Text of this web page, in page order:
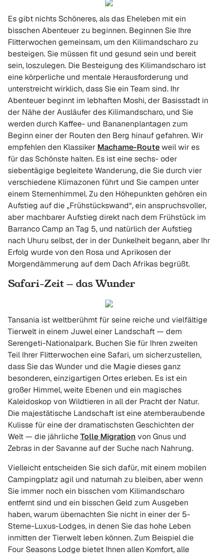
Es gibt nichts Schöneres, als das Eheleben mit ein
bisschen Abenteuer zu beginnen. Beginnen Sie Ihre
Flitterwochen gemeinsam, um den Kilimandscharo zu
besteigen. Sie müssen fit und gesund sein und bereit
sein, loszulegen. Die Besteigung des Kilimandscharo ist
eine körperliche und mentale Herausforderung und
unterstreicht wirklich, dass Sie ein Team sind. Ihr
Abenteuer beginnt im lebhaften Moshi, der Basisstadt in
der Nähe der Ausläufer des Kilimandscharo, und Sie
werden durch Kaffee- und Bananenplantagen zum
Beginn einer der Routen den Berg hinauf gefahren. Wir
empfehlen den Klassiker Machame-Routeweil wir es
für das Schönste halten. Es ist eine sechs- oder
siebentägige begleitete Wanderung, die Sie durch vier
verschiedene Klimazonen führt und Sie campen unter
einem Sternenhimmel. Zu den Höhepunkten gehören ein
Aufstieg auf die „Frühstückswand“, ein anspruchsvoller,
aber machbarer Aufstieg direkt nach dem Frühstück im
Barranco Camp an Tag 5, und natürlich der Aufstieg
nach Uhuru selbst, der in der Dunkelheit begann, aber Ihr
Erfolg wurde von den Rosa und Aprikosen der
Morgendämmerung auf dem Dach Afrikas begrüßt.
Safari-Zeit — das Wunder
Tansania ist weltberühmt für seine reiche und vielfältige
Tierwelt in einem Juwel einer Landschaft — dem
Serengeti-Nationalpark. Buchen Sie für Ihren zweiten
Teil Ihrer Flitterwochen eine Safari, um sicherzustellen,
dass Sie das Wunder und die Magie dieses ganz
besonderen, einzigartigen Ortes erleben. Es ist ein
großer Himmel, weite Ebenen und ein magisches
Kaleidoskop von Wildtieren in all der Pracht der Natur.
Die majestätische Landschaft ist eine atemberaubende
Kulisse für eine der dramatischsten Geschichten der
Welt — die jährlicheTolle Migration von Gnus und
Zebras in der Savanne auf der Suche nach Nahrung.
Vielleicht entscheiden Sie sich dafür, mit einem mobilen
Campingplatz agil und naturnah zu bleiben, aber wenn
Sie immer noch ein bisschen vom Kilimandscharo
entfernt sind und ein bisschen Geld zum Ausgeben
haben, warum übernachten Sie nicht in einer der 5-
Sterne-Luxus-Lodges, in denen Sie das hohe Leben
inmitten der Tierwelt leben können. Zum Beispiel die
Four Seasons Lodge bietet Ihnen allen Komfort, alle